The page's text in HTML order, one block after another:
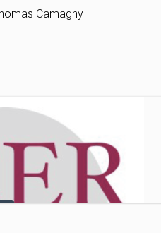
Camagny